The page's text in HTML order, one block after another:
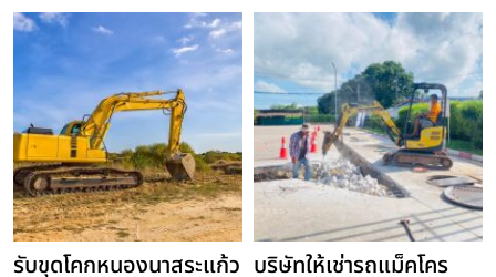
รับขุดโคกหนองนาสระแก้ว บริษัทให้เช่ารถแม็คโคร